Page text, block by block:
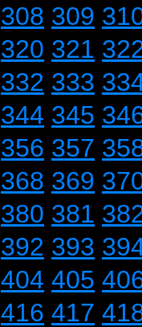
308 309
320 321
332 333
344 345
356 357
368 369
380 381
392 393
404 405
416 417